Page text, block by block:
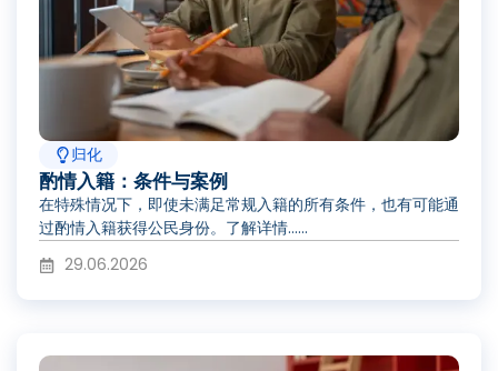
归化
酌情入籍：条件与案例
在特殊情况下，即使未满足常规入籍的所有条件，也有可能通
过酌情入籍获得公民身份。了解详情……
29.06.2026